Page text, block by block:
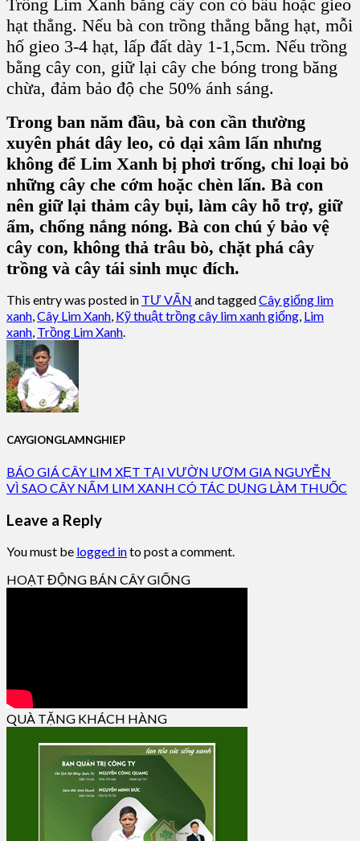
Trồng Lim Xanh bằng cây con có bầu hoặc gieo
hạt thẳng. Nếu bà con trồng thẳng bằng hạt, mỗi
hố gieo 3-4 hạt, lấp đất dày 1-1,5cm. Nếu trồng
bằng cây con, giữ lại cây che bóng trong băng
chừa, đảm bảo độ che 50% ánh sáng.
Trong ban năm đầu, bà con cần thường
xuyên phát dây leo, cỏ dại xâm lấn nhưng
không để Lim Xanh bị phơi trống, chỉ loại bỏ
những cây che cớm hoặc chèn lấn. Bà con
nên giữ lại thảm cây bụi, làm cây hỗ trợ, giữ
ẩm, chống nắng nóng. Bà con chú ý bảo vệ
cây con, không thả trâu bò, chặt phá cây
trồng và cây tái sinh mục đích.
This entry was posted in TƯ VẤN and taggedCây giống lim
xanh,Cây Lim Xanh, Kỹ thuật trồng cây lim xanh giống, Lim
xanh, Trồng Lim Xanh.
CAYGIONGLAMNGHIEP
BÁO GIÁ CÂY LIM XẸT TẠI VƯỜN ƯƠM GIA NGUYỄN
VÌ SAO CÂY NẤM LIM XANH CÓ TÁC DỤNG LÀM THUỐC
Leave a Reply
You must be logged into post a comment.
HOẠT ĐỘNG BÁN CÂY GIỐNG
QUÀ TẶNG KHÁCH HÀNG